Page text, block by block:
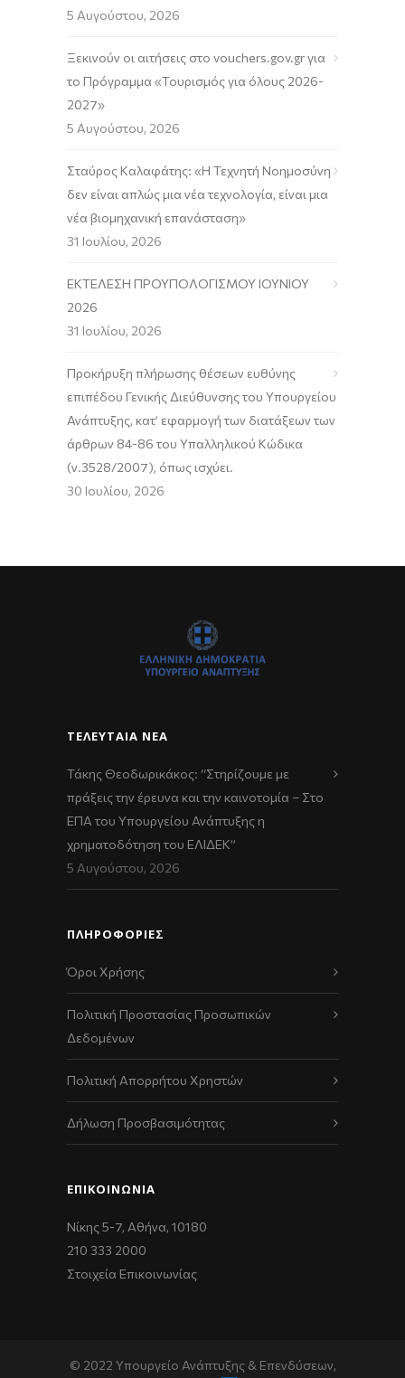
5 Αυγούστου, 2026
Ξεκινούν οι αιτήσεις στο vouchers.gov.gr για
το Πρόγραμμα «Τουρισμός για όλους 2026-
2027»
5 Αυγούστου, 2026
Σταύρος Καλαφάτης: «Η Τεχνητή Νοημοσύνη
δεν είναι απλώς μια νέα τεχνολογία, είναι μια
νέα βιομηχανική επανάσταση»
31 Ιουλίου, 2026
ΕΚΤΕΛΕΣΗ ΠΡΟΥΠΟΛΟΓΙΣΜΟΥ ΙΟΥΝΙΟΥ
2026
31 Ιουλίου, 2026
Προκήρυξη πλήρωσης θέσεων ευθύνης
επιπέδου Γενικής Διεύθυνσης του Υπουργείου
Ανάπτυξης, κατ’ εφαρμογή των διατάξεων των
άρθρων 84-86 του Υπαλληλικού Κώδικα
(ν.3528/2007), όπως ισχύει.
30 Ιουλίου, 2026
ΤΕΛΕΥΤΑΊΑ ΝΈΑ
Τάκης Θεοδωρικάκος: “Στηρίζουμε με
πράξεις την έρευνα και την καινοτομία – Στο
ΕΠΑ του Υπουργείου Ανάπτυξης η
χρηματοδότηση του ΕΛΙΔΕΚ”
5 Αυγούστου, 2026
ΠΛΗΡΟΦΟΡΙΕΣ
Όροι Χρήσης
Πολιτική Προστασίας Προσωπικών
Δεδομένων
Πολιτική Απορρήτου Χρηστών
Δήλωση Προσβασιμότητας
ΕΠΙΚΟΙΝΩΝΊΑ
Νίκης 5-7, Αθήνα, 10180
210 333 2000
Στοιχεία Επικοινωνίας
© 2022 Υπουργείο Ανάπτυξης & Επενδύσεων,